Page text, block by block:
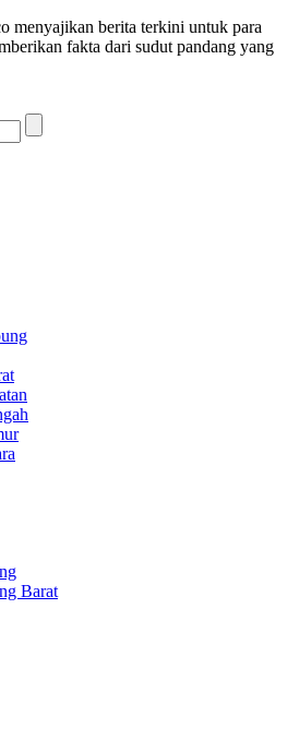
menyajikan berita terkini untuk para
fakta dari sudut pandang yang
Barat